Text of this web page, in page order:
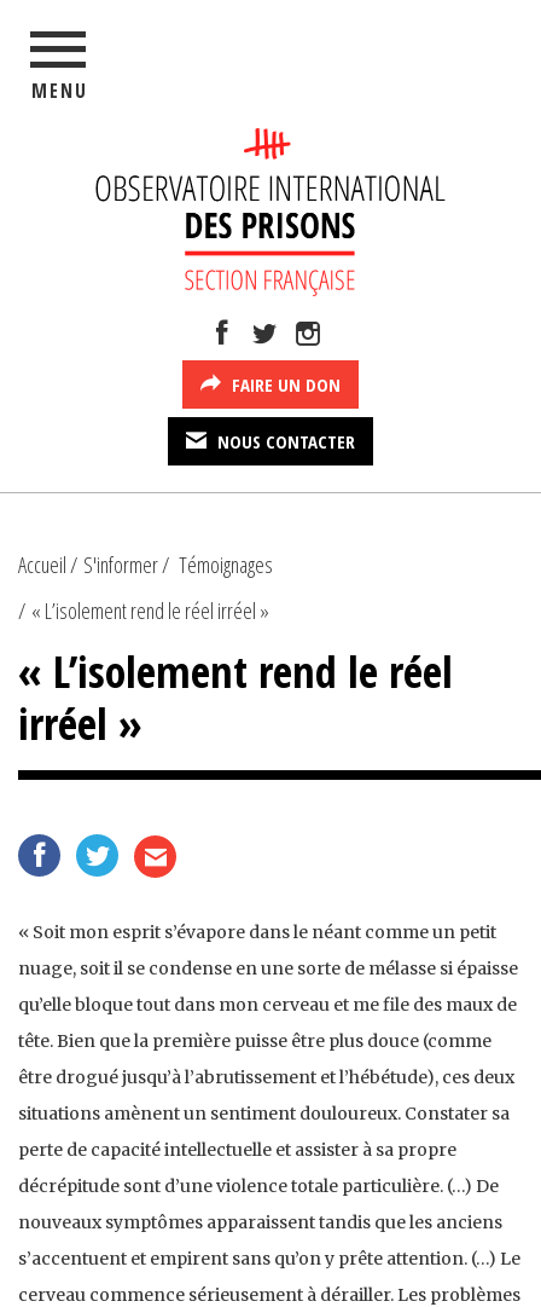
MENU
FAIRE UN DON
NOUS CONTACTER
Accueil S'informer
Témoignages
« L’isolement rend le réel irréel »
« L’isolement rend le réel
irréel »
« Soit mon esprit s’évapore dans le néant comme un petit
nuage, soit il se condense en une sorte de mélasse si épaisse
qu’elle bloque tout dans mon cerveau et me file des maux de
tête. Bien que la première puisse être plus douce (comme
être drogué jusqu’à l’abrutissement et l’hébétude), ces deux
situations amènent un sentiment douloureux. Constater sa
perte de capacité intellectuelle et assister à sa propre
décrépitude sont d’une violence totale particulière. (…) De
nouveaux symptômes apparaissent tandis que les anciens
s’accentuent et empirent sans qu’on y prête attention. (…) Le
cerveau commence sérieusement à dérailler. Les problèmes